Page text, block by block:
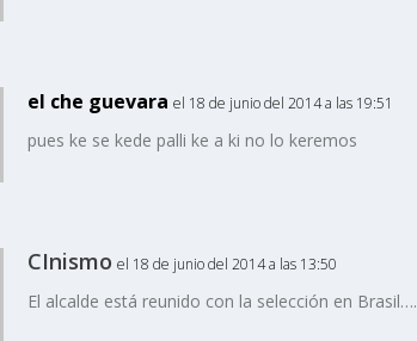
el che guevara el 18 de junio del 2014 a las 19:51
pues ke se kede palli ke a ki no lo keremos
CInismo el 18 de junio del 2014 a las 13:50
El alcalde está reunido con la selección en Brasil….